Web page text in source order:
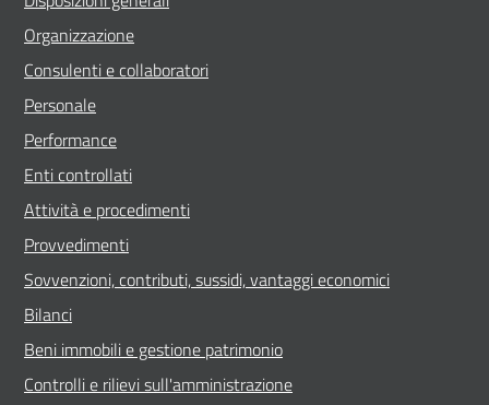
Organizzazione
Consulenti e collaboratori
Personale
Performance
Enti controllati
Attività e procedimenti
Provvedimenti
Sovvenzioni, contributi, sussidi, vantaggi economici
Bilanci
Beni immobili e gestione patrimonio
Controlli e rilievi sull'amministrazione